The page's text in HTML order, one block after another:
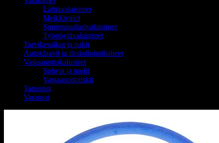
Lattiavalaisimet
Meikkivalot
Suurennuslasivalaisimet
Työpöytävalaisimet
Tarvikesalkut ja pakit
Autoklaavit ja desinfiointilaitteet
Vastaanottokalusteet
Sohvat ja tuolit
Vastaanottotiskit
Tatuointi
Varaosat